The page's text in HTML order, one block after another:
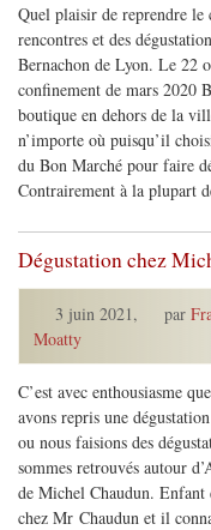
Quel plaisir de reprendre le
rencontres et des
Bernachon de Lyon. Le 22
confinement de mars 2020
boutique en dehors de la
n’importe où puisqu’il
du Bon Marché pour faire
Contrairement à la plupart
Dégustation chez
3 juin 2021, par
Moatty
C’est avec enthousiasme
avons repris une
ou nous faisions des
sommes retrouvés autour
de Michel Chaudun. Enfant
chez Mr Chaudun et il